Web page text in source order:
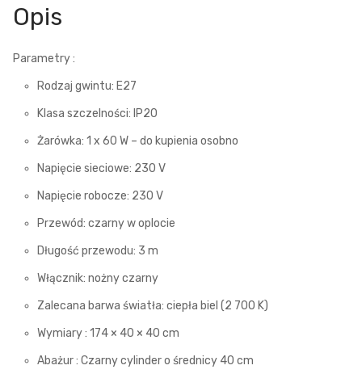
Opis
Parametry :
Rodzaj gwintu: E27
Klasa szczelności: IP20
Żarówka: 1 x 60 W – do kupienia osobno
Napięcie sieciowe: 230 V
Napięcie robocze: 230 V
Przewód: czarny w oplocie
Długość przewodu: 3 m
Włącznik: nożny czarny
Zalecana barwa światła: ciepła biel (2 700 K)
Wymiary : 174 × 40 × 40 cm
Abażur : Czarny cylinder o średnicy 40 cm